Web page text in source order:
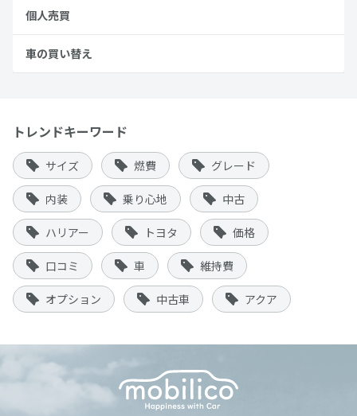
個人売買
車の買い替え
トレンドキーワード
サイズ 燃費 グレード
内装 乗り心地 中古
ハリアー トヨタ 価格
口コミ 車 維持費
オプション 中古車 アクア